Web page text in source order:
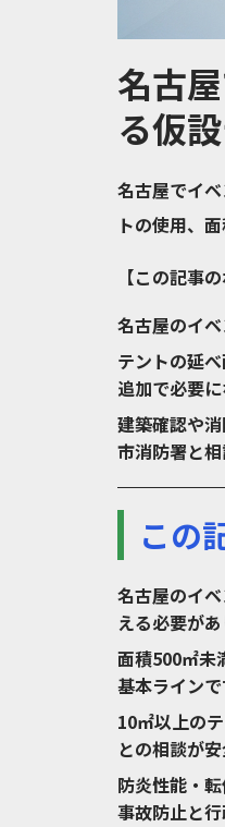
名古
る仮
名古屋でイ
トの使用、
【この記事
名古屋のイ
テントの延
追加で必要に
建築確認や
市消防署と相
この
名古屋のイ
える必要があ
面積500㎡未
基本ラインで
10㎡以上の
との相談が安
防炎性能・
事故防止と行